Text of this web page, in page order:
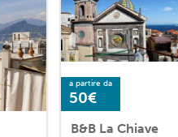
a partire da
50€
B&B La Chiave